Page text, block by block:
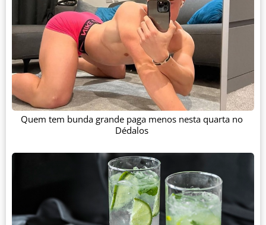
Quem tem bunda grande paga menos nesta quarta no
Dédalos